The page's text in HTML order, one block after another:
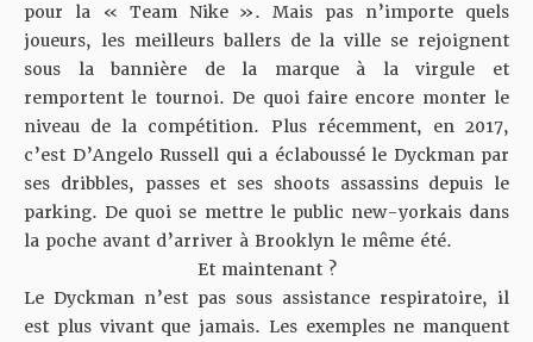
pour la « Team Nike ». Mais pas n’importe quels
joueurs, les meilleurs ballers de la ville se rejoignent
sous la bannière de la marque à la virgule et
remportent le tournoi. De quoi faire encore monter le
niveau de la compétition. Plus récemment, en 2017,
c’est D’Angelo Russell qui a éclaboussé le Dyckman par
ses dribbles, passes et ses shoots assassins depuis le
parking. De quoi se mettre le public new-yorkais dans
la poche avant d’arriver à Brooklyn le même été.
Et maintenant ?
Le Dyckman n’est pas sous assistance respiratoire, il
est plus vivant que jamais. Les exemples ne manquent